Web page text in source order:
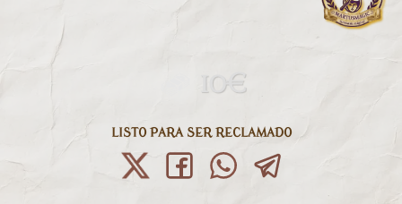
10€
LISTO PARA SER RECLAMADO